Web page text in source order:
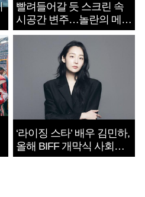
빨려들어갈 듯 스크린 속
시공간 변주…놀란의 메시
지는 ‘전쟁 속죄’
‘라이징 스타’ 배우 김민하,
올해 BIFF 개막식 사회자
확정